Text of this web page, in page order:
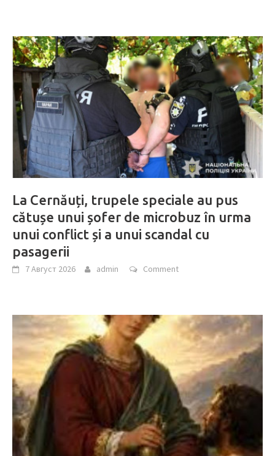
La Cernăuți, trupele speciale au pus
cătușe unui șofer de microbuz în urma
unui conflict și a unui scandal cu
pasagerii
7 Август 2026 admin Comment